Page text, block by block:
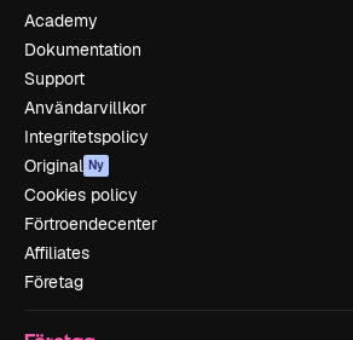
Academy
Dokumentation
Support
Användarvillkor
Integritetspolicy
Original Ny
Cookies policy
Förtroendecenter
Affiliates
Företag